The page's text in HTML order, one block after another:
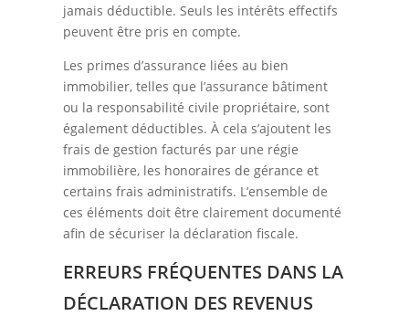
jamais déductible. Seuls les intérêts effectifs
peuvent être pris en compte.
Les primes d’assurance liées au bien
immobilier, telles que l’assurance bâtiment
ou la responsabilité civile propriétaire, sont
également déductibles. À cela s’ajoutent les
frais de gestion facturés par une régie
immobilière, les honoraires de gérance et
certains frais administratifs. L’ensemble de
ces éléments doit être clairement documenté
afin de sécuriser la déclaration fiscale.
ERREURS FRÉQUENTES DANS LA
DÉCLARATION DES REVENUS